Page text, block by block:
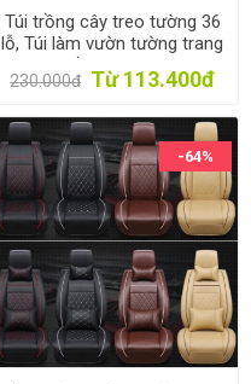
Túi trồng cây treo tường 36
lỗ, Túi làm vườn tường trang
trí, Túi trồng hoa, rau, cây
cảnh
230.000đ Từ 113.400đ
-64%